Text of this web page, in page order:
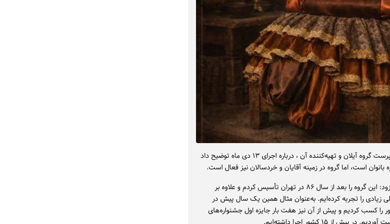
توحید حاجی‌بابایی -موسس و سرپرست گروه آیلان و تهیه‌کننده آن ، درباره اجرای ۱۳ دی ماه توضیح داد
بانوان است، اما گروه در زمینه آقایان و خردسالان نیز فعال است.
وی با اشاره به پیشینه این گروه افزود: این گروه را بعد از سال ۸۶ در تهران تأسیس کردم و علاوه بر
زیادی را تجربه کرده‌ایم. به‌عنوان مثال همین یک سال پیش در
را کسب کردیم و پیش از آن نیز هفت بار جایزه اول جشنواره‌های